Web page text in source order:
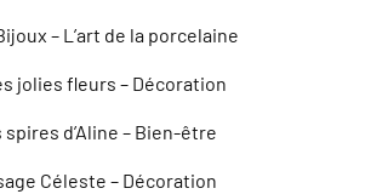
– L’art de la porcelaine
jolies fleurs – Décoration
spires d’Aline – Bien-être
Céleste – Décoration